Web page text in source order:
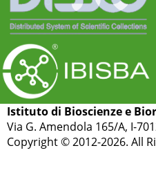
Istituto di Bioscienze e
Via G. Amendola 165/A, I-
Copyright © 2012-2026. All